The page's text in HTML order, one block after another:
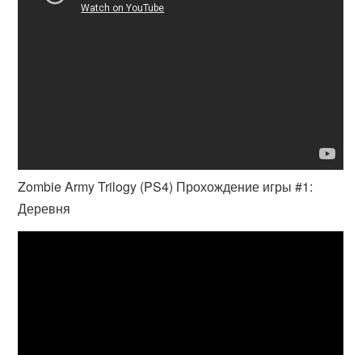
Zombie Army Trilogy (PS4) Прохождение игры #1:
Деревня